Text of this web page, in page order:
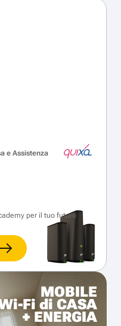
e Assistenza
per il tuo futuro
MOBILE
Fi di CASA
+ ENERGIA